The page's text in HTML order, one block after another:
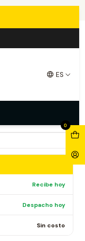
ES
0
Recibe hoy
Despacho hoy
Sin costo